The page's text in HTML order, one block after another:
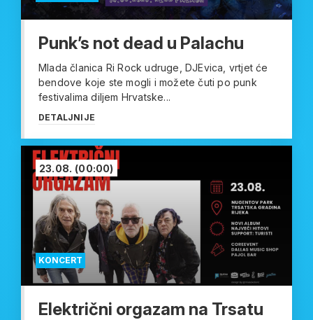
Punk’s not dead u Palachu
Mlada članica Ri Rock udruge, DJEvica, vrtjet će
bendove koje ste mogli i možete čuti po punk
festivalima diljem Hrvatske...
DETALJNIJE
KONCERT
23.08. (00:00)
Električni orgazam na Trsatu